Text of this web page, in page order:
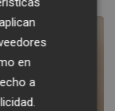
en
a
.